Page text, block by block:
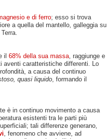
e di ferro; esso si trova
a quella del mantello, galleggia su
il 68% della sua massa, raggiunge e
aventi caratteristiche differenti. Lo
a causa del continuo
quasi liquido, formando il
è in continuo movimento a causa
esistenti tra le parti più
tali differenze generano,
, fenomeno che avviene, ad